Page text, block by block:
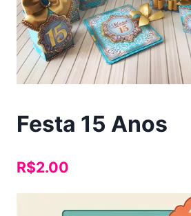
Festa 15 Anos
R$2.00